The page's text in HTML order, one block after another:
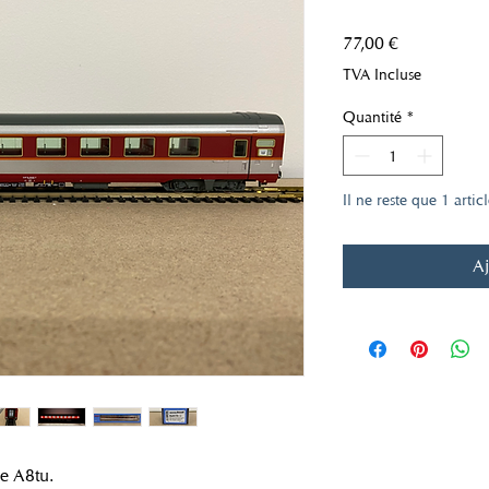
A8tu.
77,00 €Prix
TVA Incluse
Quantité *
Il ne reste que 1